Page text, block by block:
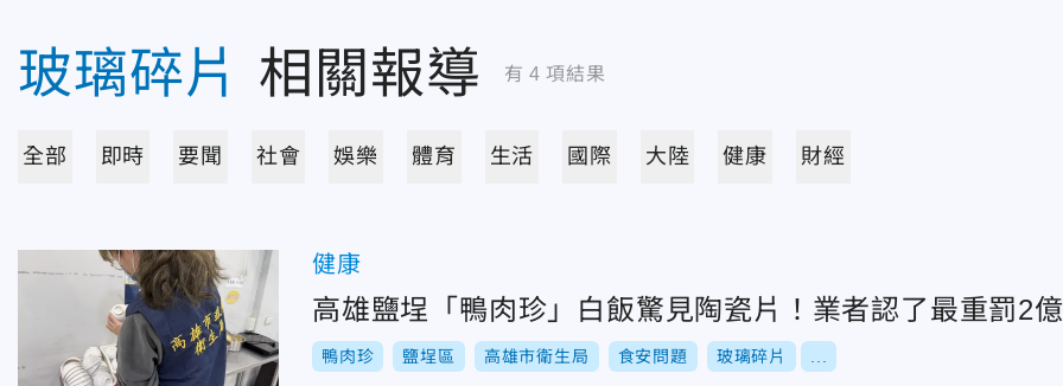
玻璃碎片 相關報導 有 4 項結果
全部 即時 要聞 社會 娛樂 體育 生活 國際 大陸 健康 財經
健康
高雄鹽埕「鴨肉珍」白飯驚見陶瓷片！業者認了最重罰2億
鴨肉珍 鹽埕區 高雄市衛生局 食安問題 玻璃碎片